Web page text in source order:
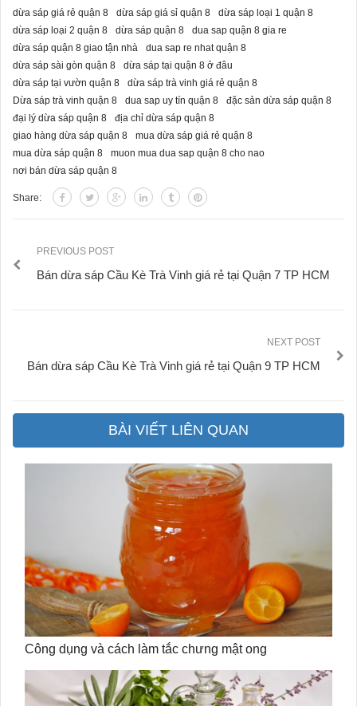
dừa sáp giá rẻ quận 8
dừa sáp giá sỉ quận 8
dừa sáp loại 1 quận 8
dừa sáp loại 2 quận 8
dừa sáp quận 8
dua sap quận 8 gia re
dừa sáp quận 8 giao tận nhà
dua sap re nhat quận 8
dừa sáp sài gòn quận 8
dừa sáp tại quận 8 ở đâu
dừa sáp tại vườn quận 8
dừa sáp trà vinh giá rẻ quận 8
Dừa sáp trà vinh quận 8
dua sap uy tín quận 8
đặc sản dừa sáp quận 8
đại lý dừa sáp quận 8
địa chỉ dừa sáp quận 8
giao hàng dừa sáp quận 8
mua dừa sáp giá rẻ quận 8
mua dừa sáp quận 8
muon mua dua sap quận 8 cho nao
nơi bán dừa sáp quận 8
Share:
PREVIOUS POST
Bán dừa sáp Cầu Kè Trà Vinh giá rẻ tại Quận 7 TP HCM
NEXT POST
Bán dừa sáp Cầu Kè Trà Vinh giá rẻ tại Quận 9 TP HCM
BÀI VIẾT LIÊN QUAN
Công dụng và cách làm tắc chưng mật ong